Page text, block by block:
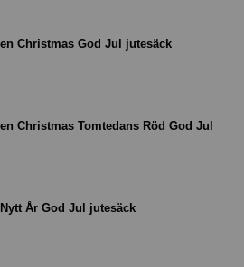
Christmas God Jul jutesäck
Christmas Tomtedans Röd God Jul
År God Jul jutesäck